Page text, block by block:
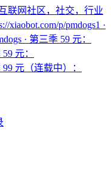
联网社区，社交，行业
xiaobot.com/p/pmdogs1 ·
· 第三季 59 元：
元：
99 元（连载中）：